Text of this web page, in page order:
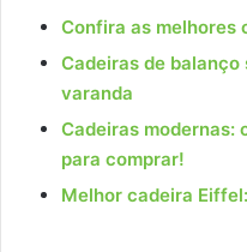
Confira as melhores
Cadeiras de balanço
varanda
Cadeiras modernas:
para comprar!
Melhor cadeira